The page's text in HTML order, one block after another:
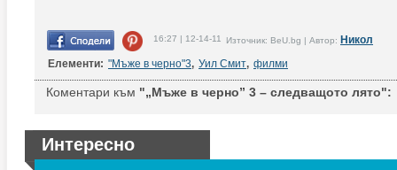
16:27 | 12-14-11 Източник: BeU.bg | Автор: Никол
Елементи: "Мъже в черно"3, Уил Смит, филми
Коментари към "„Мъже в черно” 3 – следващото лято":
Интересно